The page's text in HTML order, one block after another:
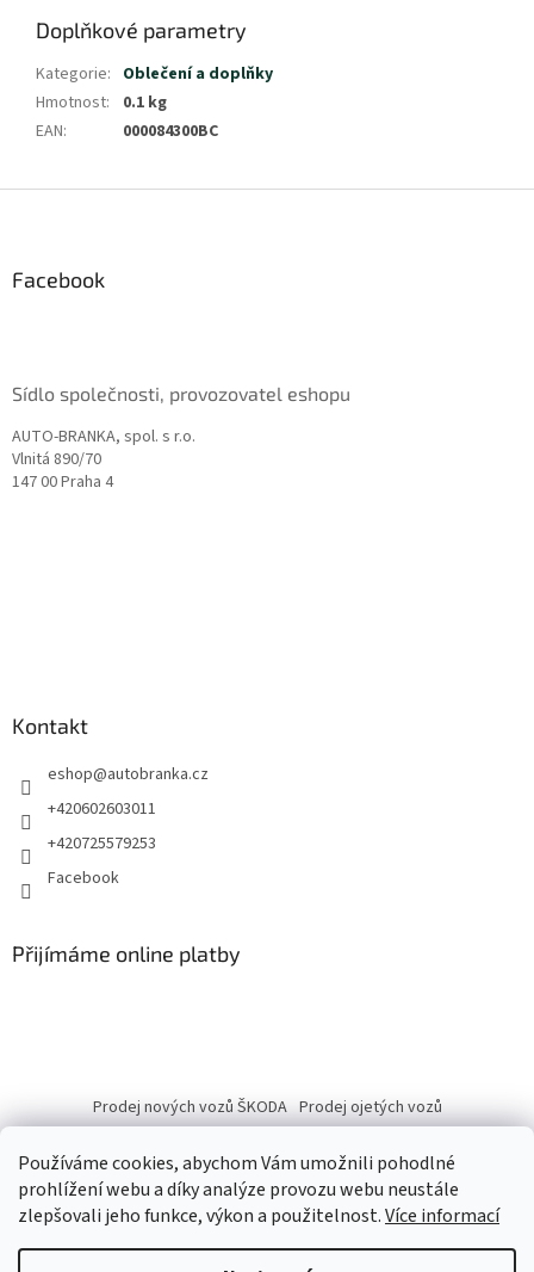
Používáme cookies, abychom Vám umožnili pohodlné
prohlížení webu a díky analýze provozu webu neustále
zlepšovali jeho funkce, výkon a použitelnost.Více informací
Doplňkové parametry
Kategorie: Oblečení a doplňky
Hmotnost:
0.1 kg
EAN: 000084300BC
Facebook
Sídlo společnosti, provozovatel eshopu
AUTO-BRANKA, spol. s r.o.
Vlnitá 890/70
147 00 Praha 4
Kontakt
eshop@autobranka.cz
+420602603011
+420725579253
Facebook
Přijímáme online platby
Prodej nových vozů ŠKODA Prodej ojetých vozů